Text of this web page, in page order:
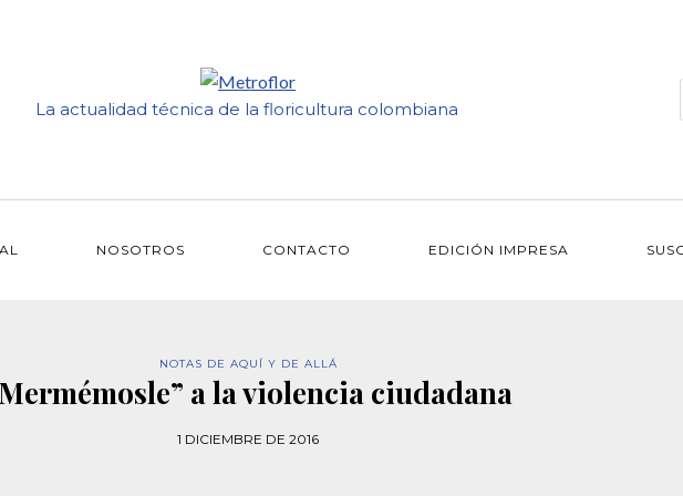
La actualidad técnica de la floricultura colombiana
NOSOTROS CONTACTO EDICIÓN IMPRESA
NOTAS DE AQUÍ Y DE ALLÁ
a la violencia ciudadana
1 DICIEMBRE DE 2016